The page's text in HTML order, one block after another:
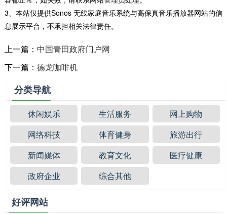
3、本站仅提供Sonos 无线家庭音乐系统与高保真音乐播放器网站的信
息展示平台，不承担相关法律责任。
上一篇： 中国青田政府门户网
下一篇： 德龙咖啡机
分类导航
休闲娱乐 生活服务
网上购物
网络科技
体育健身
旅游出行
新闻媒体
教育文化
医疗健康
政府企业
综合其他
好评网站